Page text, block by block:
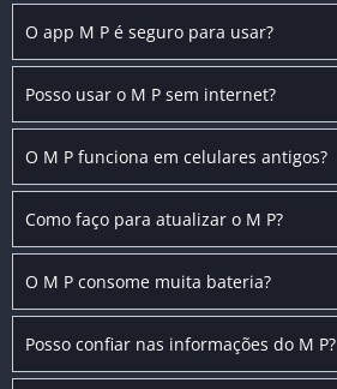
O app M P é seguro para usar?
Posso usar o M P sem internet?
O M P funciona em celulares antigos?
Como faço para atualizar o M P?
O M P consome muita bateria?
Posso confiar nas informações do M P?